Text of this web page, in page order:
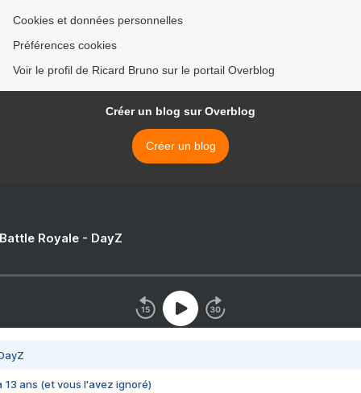
Cookies et données personnelles
Préférences cookies
Voir le profil de Ricard Bruno sur le portail Overblog
Créer un blog sur Overblog
Créer un blog
Royale - DayZ
13 ans (et vous l'avez ignoré)